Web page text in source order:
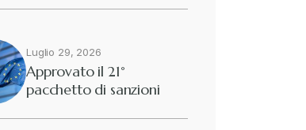
Luglio 29, 2026
Approvato il 21°
pacchetto di sanzioni